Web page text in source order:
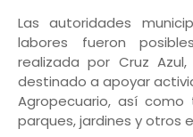
Las autoridades
labores fueron
realizada por Cruz
destinado a apoyar
Agropecuario, así
parques, jardines y otros